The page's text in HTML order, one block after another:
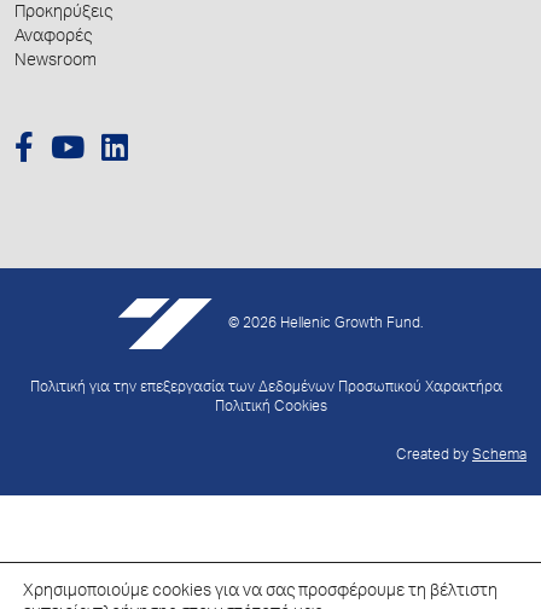
Προκηρύξεις
Αναφορές
Newsroom
© 2026 Hellenic Growth Fund.
Πολιτική για την επεξεργασία των Δεδομένων Προσωπικού Χαρακτήρα
Πολιτική Cookies
Created by Schema
Χρησιμοποιούμε cookies για να σας προσφέρουμε τη βέλτιστη